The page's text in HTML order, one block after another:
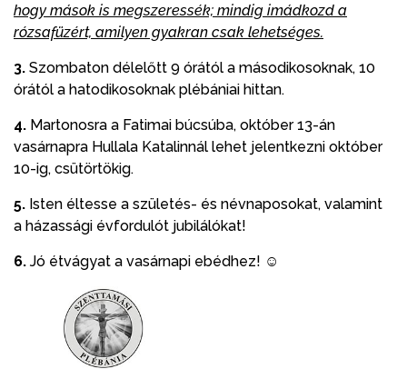
hogy mások is megszeressék; mindig imádkozd a
rózsafüzért, amilyen gyakran csak lehetséges.
3. Szombaton délelőtt 9 órától a másodikosoknak, 10
órától a hatodikosoknak plébániai hittan.
4. Martonosra a Fatimai búcsúba, október 13-án
vasárnapra Hullala Katalinnál lehet jelentkezni október
10-ig, csütörtökig.
5. Isten éltesse a születés- és névnaposokat, valamint
a házassági évfordulót jubilálókat!
6. Jó étvágyat a vasárnapi ebédhez! ☺